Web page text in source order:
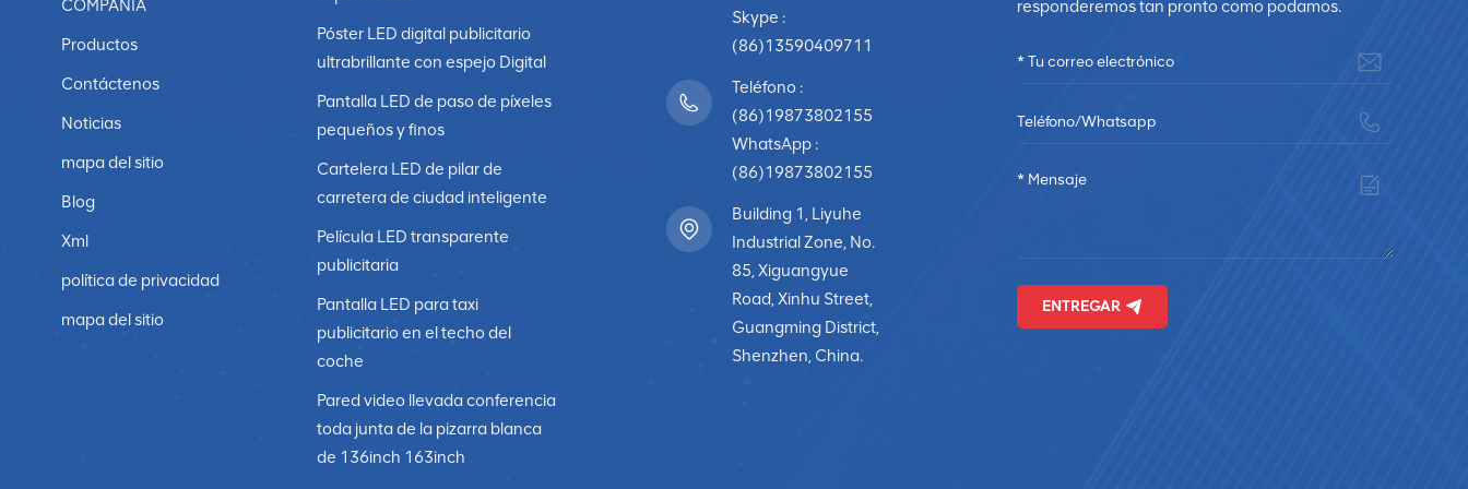
COMPAÑÍA
Productos
Contáctenos
Noticias
mapa del sitio
Blog
Xml
política de privacidad
mapa del sitio
Póster LED digital publicitario
ultrabrillante con espejo Digital
Pantalla LED de paso de píxeles
pequeños y finos
Cartelera LED de pilar de
carretera de ciudad inteligente
Película LED transparente
publicitaria
Pantalla LED para taxi
publicitario en el techo del
coche
Pared video llevada conferencia
toda junta de la pizarra blanca
de 136inch 163inch
Skype :
(86)13590409711
Teléfono :
(86)19873802155
WhatsApp :
(86)19873802155
Building 1, Liyuhe
Industrial Zone, No.
85, Xiguangyue
Road, Xinhu Street,
Guangming District,
Shenzhen, China.
responderemos tan pronto como podamos.
ENTREGAR